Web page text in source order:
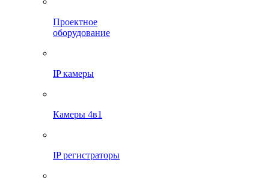
Проектное
оборудование
IP камеры
Камеры 4в1
IP регистраторы